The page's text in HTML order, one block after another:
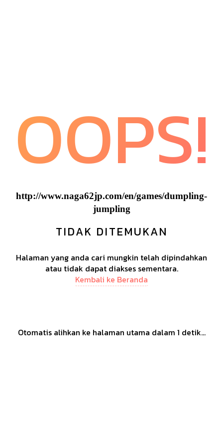
OOPS!
http://www.naga62jp.com/en/games/dumpling-
jumpling
TIDAK DITEMUKAN
Halaman yang anda cari mungkin telah dipindahkan
atau tidak dapat diakses sementara.
Kembali ke Beranda
Otomatis alihkan ke halaman utama dalam 1 detik...